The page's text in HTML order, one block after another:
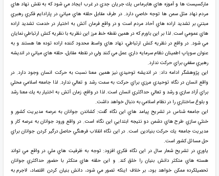
ماركسيست ها و آموزه هاي هابرماس يك جريان جدي در غرب ايجاد مي شود كه به نقش نهاد هاي
مردم نهاد مثل سمن ها توجه خاصي دارد. در طرف مقابل حلقه هاي مياني در پارادايم فكري رهبري
مبتني بر تشديد اراده هاي آحاد مردم است و در واقع فرمان آتش به اختيار در خدمت تشديد اراده
هاي عمومي است. لذا بر اين باورم كه در همين نقطه خط مرز اين نظريه با نظريه كنش ارتباطي نمايان
مي شود. در واقع در نظريه كنش ارتباطي، نهاد هاي واسط محدود كننده اراده توده ها هستند و به
عنوان سوپاپ اطمينان نظام سرمايه داري عمل مي كنند ولي در نقطه مقابل، حلقه هاي مياني در انديشه
رهبري سقفي براي حركت ندارد.
اين پژوهشگر ادامه داد: در انديشه توحيدي نيز همين معنا نسبت به حركت انسان وجود دارد. در
واقع انسان در نگاه توحيدي مرزي براي حركت به سمت رشد و تعالي ندارد. لذا جامعه اسلامي محلي
براي آزاد سازي و رشد و تعالي حداكثري انسان است. لذا در واقع، زمان آتش به اختيار به يك معنا رشد
و بلوغ ساختاري را در نظام اسلامي به دنبال خواهد داشت.
اين جامعه شناس در تشريح پيامد هاي اين نگاه گفت: كشاندن جوانان به عرصه مديريت كشور و
خنثي سازي طرح هاي دشمن دو نتيجه ابتدايي اين نگاه است. در واقع ورود جوانان به عرصه كار و
مديريت جامعه يك حركت بنيادين است. در اين نگاه انقلاب فرهنگي حاصل درگير كردن جوانان براي
حل مسائل كشور است.
ياوري در تشريح شعار سال در اين نگاه فكري افزود: توجه به ظرفيت هاي ملي در واقع مي تواند
هسته هاي متكثر دانش بنيان را خلق كند. و اين حلقه هاي متكثر با حضور حداكثري جوانان
تحصيلكرده ممكن خواهد بود، بر خلاف اينكه تصور مي شود، دانش بنيان كردن اقتصاد، لاجرم به